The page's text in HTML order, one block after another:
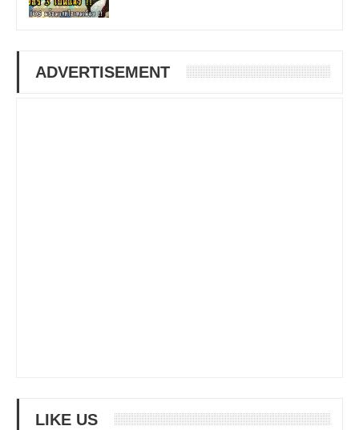
ADVERTISEMENT
LIKE US